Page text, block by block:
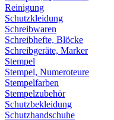
Reinigung
Schutzkleidung
Schreibwaren
Schreibhefte, Blöcke
Schreibgeräte, Marker
Stempel
Stempel, Numeroteure
Stempelfarben
Stempelzubehör
Schutzbekleidung
Schutzhandschuhe